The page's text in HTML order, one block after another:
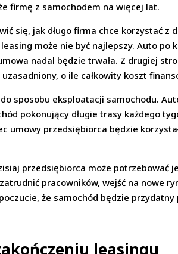
firmę z samochodem na więcej lat.
się, jak długo firma chce korzystać
może nie być najlepszy. Auto
nadal będzie trwała. Z drugiej
uzasadniony, o ile całkowity koszt
sposobu eksploatacji samochodu.
pokonujący długie trasy każdego
umowy przedsiębiorca będzie
przedsiębiorca może potrzebować
pracowników, wejść na nowe
że samochód będzie
leasingu